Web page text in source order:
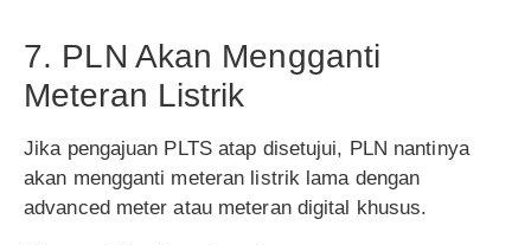
7. PLN Akan Mengganti
Meteran Listrik
Jika pengajuan PLTS atap disetujui, PLN nantinya
akan mengganti meteran listrik lama dengan
advanced meter atau meteran digital khusus.